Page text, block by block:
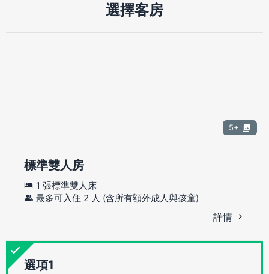
選擇客房
5+
標準雙人房
1 張標準雙人床
最多可入住 2 人 (含所有額外成人與孩童)
詳情
選項